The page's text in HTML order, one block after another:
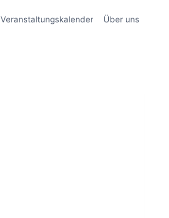
Veranstaltungskalender Über uns